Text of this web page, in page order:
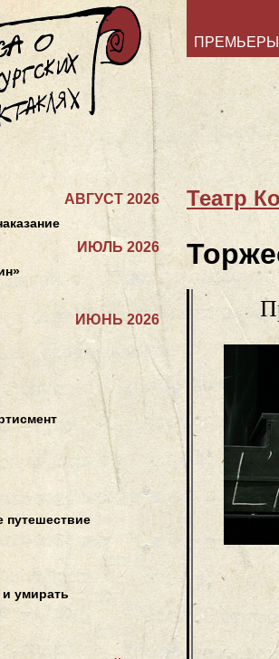
ПРЕМЬЕРЫ
Театр
АВГУСТ 2026
ИЮЛЬ 2026
ИЮНЬ 2026
путешествие
умирать